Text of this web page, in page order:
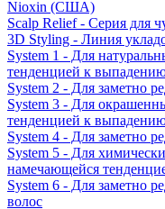
Nioxin (США)
Scalp Relief - Серия для
3D Styling - Линия
System 1 - Для
тенденцией к
System 2 - Для заметно
System 3 - Для
тенденцией к
System 4 - Для заметно
System 5 - Для
намечающейся
System 6 - Для заметно
волос